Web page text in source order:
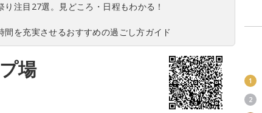
り注目27選。見どころ・日程もわかる！
間を充実させるおすすめの過ごし方ガイド
場 1
2